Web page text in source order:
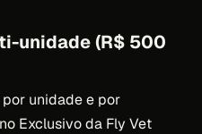
unidade (R$ 500
unidade e por
Exclusivo da Fly Vet